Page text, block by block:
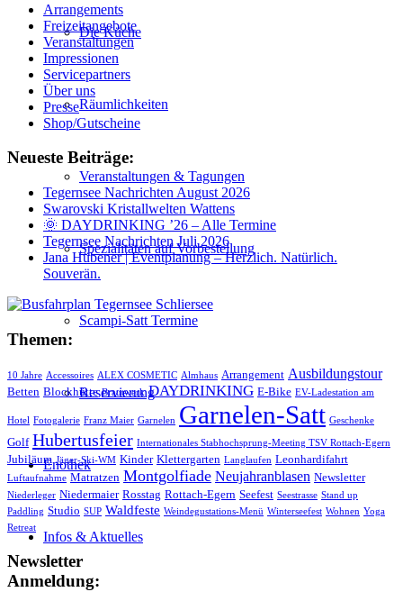
Die Küche
Räumlichkeiten
Veranstaltungen & Tagungen
Spezialitäten auf Vorbestellung
Scampi-Satt Termine
Reservierung
Enothek
Infos & Aktuelles
Arrangements
Freizeitangebote
Veranstaltungen
Impressionen
Servicepartners
Über uns
Presse
Shop/Gutscheine
Neueste Beiträge:
Tegernsee Nachrichten August 2026
Swarovski Kristallwelten Wattens
🌞 DAYDRINKING ’26 – Alle Termine
Tegernsee Nachrichten Juli 2026
Jana Hübener | Eventplanung – Herzlich. Natürlich.
Souverän.
Themen:
10 Jahre Accessoires ALEX COSMETIC Almhaus Arrangement Ausbildungstour
Betten Blockhütte Brautwerk DAYDRINKING E-Bike EV-Ladestation am
Hotel Fotogalerie Franz Maier Garnelen Garnelen-Satt Geschenke
Golf Hubertusfeier Internationales Stabhochsprung-Meeting TSV Rottach-Egern
Jubiläum Jäger-Ski-WM Kinder Klettergarten Langlaufen Leonhardifahrt
Luftaufnahme Matratzen Montgolfiade Neujahranblasen Newsletter
Niederleger Niedermaier Rosstag Rottach-Egern Seefest Seestrasse Stand up
Paddling Studio SUP Waldfeste Weindegustations-Menü Winterseefest Wohnen Yoga
Retreat
Newsletter
Anmeldung: